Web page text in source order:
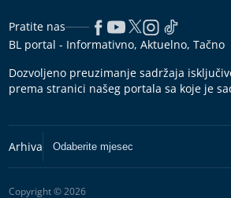
Pratite nas
BL portal - Informativno, Aktuelno, Tačno
Dozvoljeno preuzimanje sadržaja
prema stranici našeg portala sa koje je
Copyright © 2026